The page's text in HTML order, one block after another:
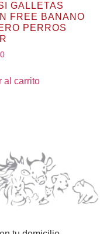
GALLETAS
FREE BANANO
PERROS
al carrito